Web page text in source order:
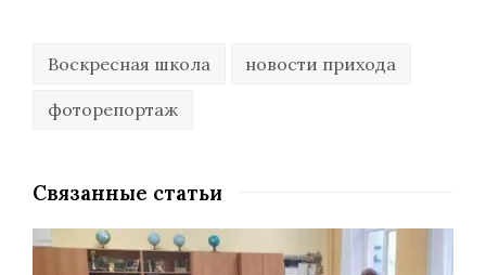
Воскресная школа новости прихода
фоторепортаж
Связанные статьи